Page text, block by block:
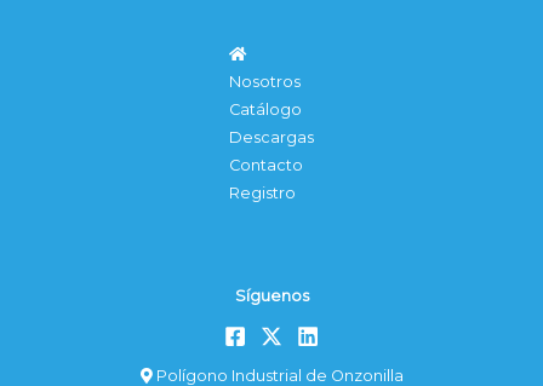
Nosotros
Catálogo
Descargas
Contacto
Registro
Síguenos
Polígono Industrial de Onzonilla